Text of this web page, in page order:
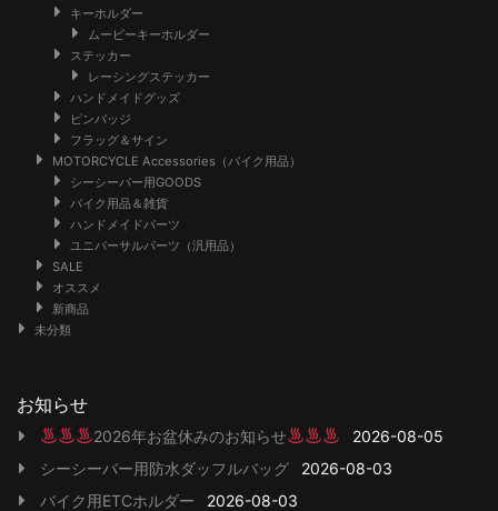
キーホルダー
ムービーキーホルダー
ステッカー
レーシングステッカー
ハンドメイドグッズ
ピンバッジ
フラッグ＆サイン
MOTORCYCLE Accessories（バイク用品）
シーシーバー用GOODS
バイク用品＆雑貨
ハンドメイドパーツ
ユニバーサルパーツ（汎用品）
SALE
オススメ
新商品
未分類
お知らせ
2026年お盆休みのお知らせ
2026-08-05
シーシーバー用防水ダッフルバッグ
2026-08-03
バイク用ETCホルダー
2026-08-03